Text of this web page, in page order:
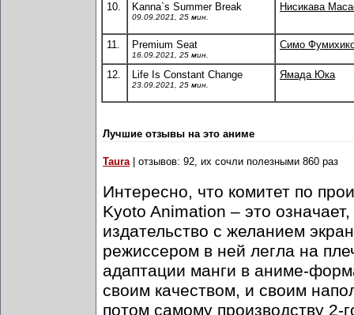
10. Kanna`s Summer Break
09.09.2021, 25 мин.
Нисикава
11. Premium Seat
16.09.2021, 25 мин.
Симо
12. Life Is Constant Change
23.09.2021, 25 мин.
Ямада Юка
Лучшие отзывы на это аниме
Taura| отзывов: 92, их сочли полезными 860 раз
Интересно, что комитет по
Kyoto Animation – это
издательство с желанием
режиссером в ней легла на
адаптации манги в аниме-
своим качеством, и своим
потом самому производству